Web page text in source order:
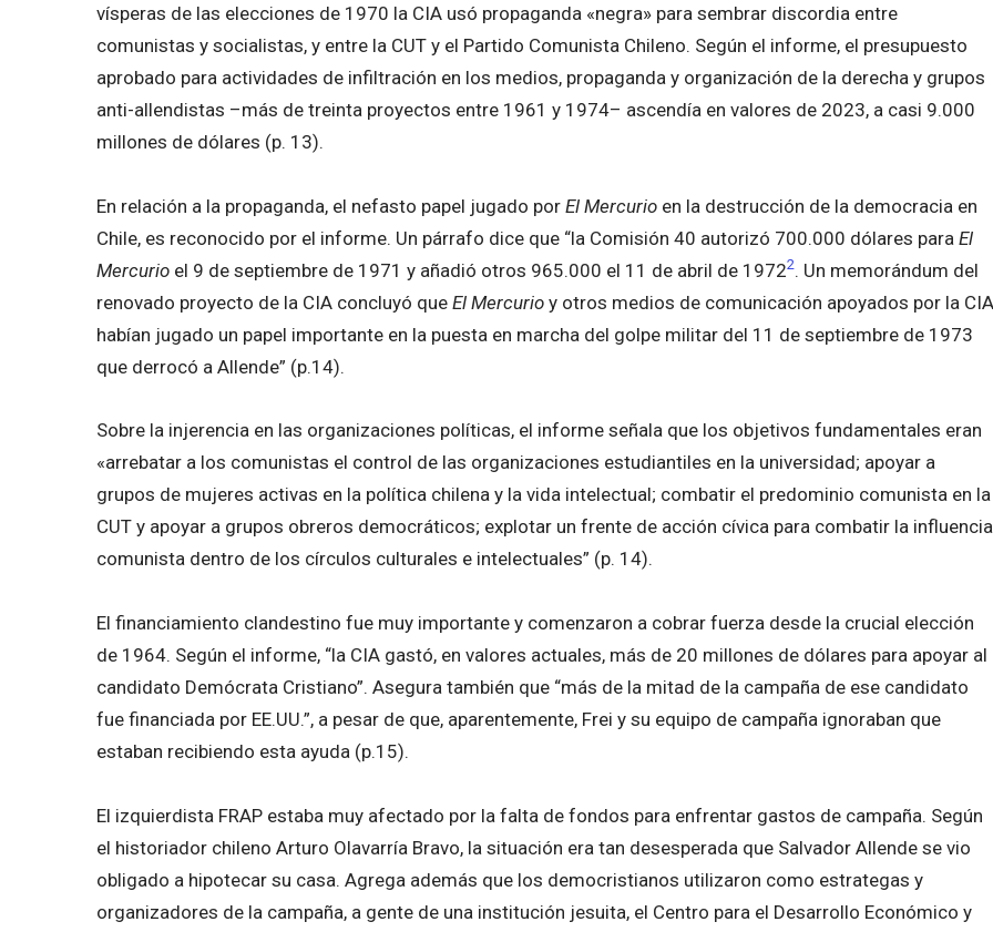
vísperas de las elecciones de 1970 la CIA usó propaganda «negra» para sembrar discordia entre
comunistas y socialistas, y entre la CUT y el Partido Comunista Chileno. Según el informe, el presupuesto
aprobado para actividades de infiltración en los medios, propaganda y organización de la derecha y grupos
anti-allendistas –más de treinta proyectos entre 1961 y 1974– ascendía en valores de 2023, a casi 9.000
millones de dólares (p. 13).
En relación a la propaganda, el nefasto papel jugado por El Mercurio en la destrucción de la democracia en
Chile, es reconocido por el informe. Un párrafo dice que “la Comisión 40 autorizó 700.000 dólares para El
Mercurio el 9 de septiembre de 1971 y añadió otros 965.000 el 11 de abril de 19722. Un memorándum del
renovado proyecto de la CIA concluyó que El Mercurio y otros medios de comunicación apoyados por la CIA
habían jugado un papel importante en la puesta en marcha del golpe militar del 11 de septiembre de 1973
que derrocó a Allende” (p.14).
Sobre la injerencia en las organizaciones políticas, el informe señala que los objetivos fundamentales eran
«arrebatar a los comunistas el control de las organizaciones estudiantiles en la universidad; apoyar a
grupos de mujeres activas en la política chilena y la vida intelectual; combatir el predominio comunista en la
CUT y apoyar a grupos obreros democráticos; explotar un frente de acción cívica para combatir la influencia
comunista dentro de los círculos culturales e intelectuales” (p. 14).
El financiamiento clandestino fue muy importante y comenzaron a cobrar fuerza desde la crucial elección
de 1964. Según el informe, “la CIA gastó, en valores actuales, más de 20 millones de dólares para apoyar al
candidato Demócrata Cristiano”. Asegura también que “más de la mitad de la campaña de ese candidato
fue financiada por EE.UU.”, a pesar de que, aparentemente, Frei y su equipo de campaña ignoraban que
estaban recibiendo esta ayuda (p.15).
El izquierdista FRAP estaba muy afectado por la falta de fondos para enfrentar gastos de campaña. Según
el historiador chileno Arturo Olavarría Bravo, la situación era tan desesperada que Salvador Allende se vio
obligado a hipotecar su casa. Agrega además que los democristianos utilizaron como estrategas y
organizadores de la campaña, a gente de una institución jesuita, el Centro para el Desarrollo Económico y